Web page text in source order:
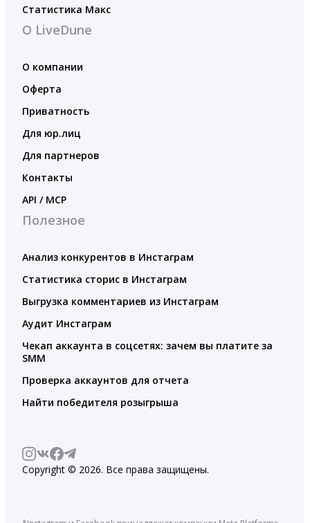
Статистика Макс
О LiveDune
О компании
Оферта
Приватность
Для юр.лиц
Для партнеров
Контакты
API / MCP
Полезное
Анализ конкурентов в Инстаграм
Статистика сторис в Инстаграм
Выгрузка комментариев из Инстаграм
Аудит Инстаграм
Чекап аккаунта в соцсетях: зачем вы платите за
SMM
Проверка аккаунтов для отчета
Найти победителя розыгрыша
Copyright © 2026. Все права защищены.